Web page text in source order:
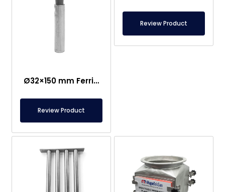
Ø32×150 mm Ferrit Çubuq Maqnit 300 Oksid
Review Product
Review Product